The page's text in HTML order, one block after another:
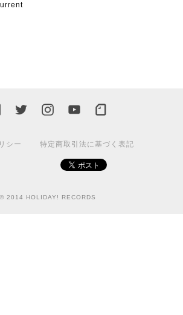
シー 特定商取引法に基づく表記
© 2014 HOLIDAY! RECORDS